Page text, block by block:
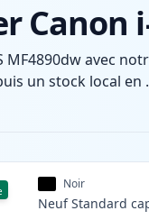
avec
un stock local en .
Noir
Neuf Standard